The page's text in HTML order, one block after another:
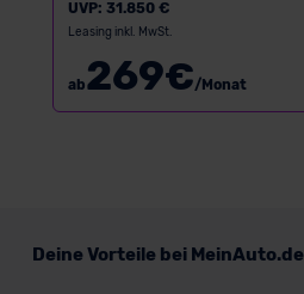
UVP: 31.850 €
Leasing inkl. MwSt.
ab269€/Monat
Deine Vorteile bei MeinAuto.de